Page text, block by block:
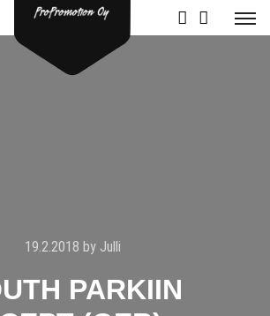
19.2.2018 by Julli
PARKIIN